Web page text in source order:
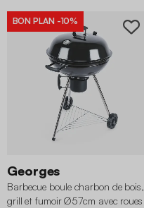
BON PLAN -10%
Georges
Barbecue boule charbon de bois,
grill et fumoir Ø57cm avec roues